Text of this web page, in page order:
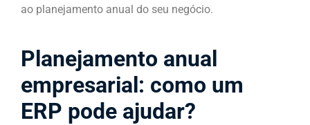
ao planejamento anual do seu negócio.
Planejamento anual
empresarial: como um
ERP pode ajudar?